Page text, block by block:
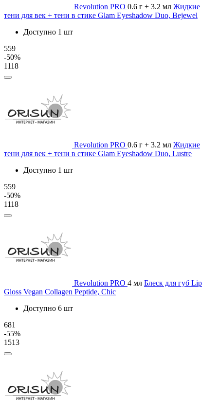
Revolution PRO 0.6 г + 3.2 мл Жидкие
тени для век + тени в стике Glam Eyeshadow Duo, Bejewel
Доступно 1 шт
559
-50%
1118
Revolution PRO 0.6 г + 3.2 мл Жидкие
тени для век + тени в стике Glam Eyeshadow Duo, Lustre
Доступно 1 шт
559
-50%
1118
Revolution PRO 4 мл Блеск для губ Lip
Gloss Vegan Collagen Peptide, Chic
Доступно 6 шт
681
-55%
1513